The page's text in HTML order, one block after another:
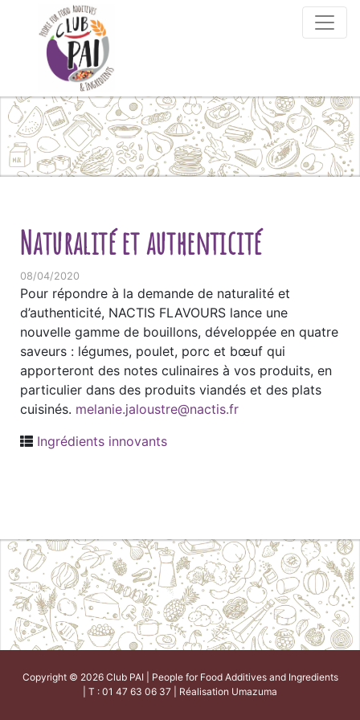
Skip to content
Naturalité et authenticité
08/04/2020
Pour répondre à la demande de naturalité et
d’authenticité, NACTIS FLAVOURS lance une
nouvelle gamme de bouillons, développée en quatre
saveurs : légumes, poulet, porc et bœuf qui
apporteront des notes culinaires à vos produits, en
particulier dans des produits viandés et des plats
cuisinés. melanie.jaloustre@nactis.fr
Ingrédients innovants
Copyright © 2026 Club PAI | People for Food Additives and Ingredients
| T : 01 47 63 06 37 | Réalisation Umazuma